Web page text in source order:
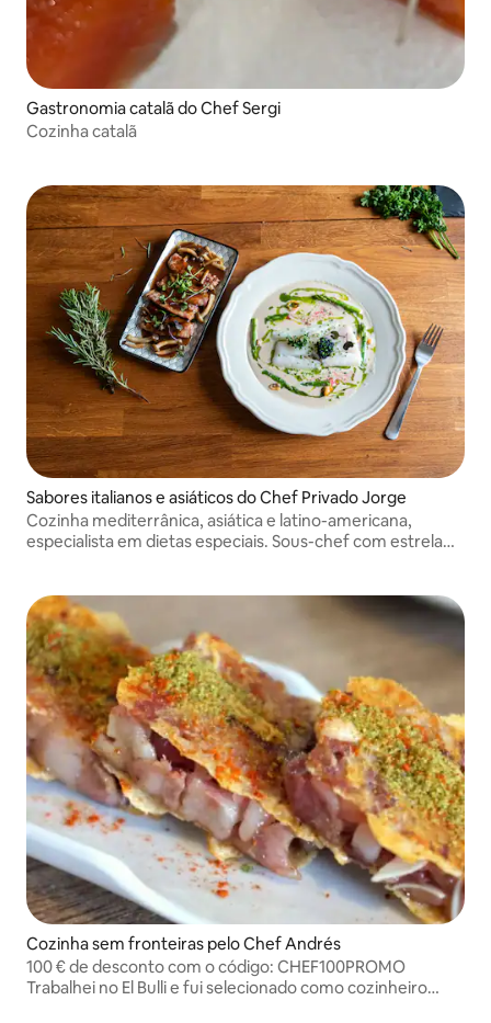
Gastronomia catalã do Chef Sergi
Cozinha catalã
Sabores italianos e asiáticos do Chef Privado Jorge
Cozinha mediterrânica, asiática e latino-americana,
especialista em dietas especiais. Sous-chef com estrela
Cozinha sem fronteiras pelo Chef Andrés
100 € de desconto com o código: CHEF100PROMO
Trabalhei no El Bulli e fui selecionado como cozinheiro